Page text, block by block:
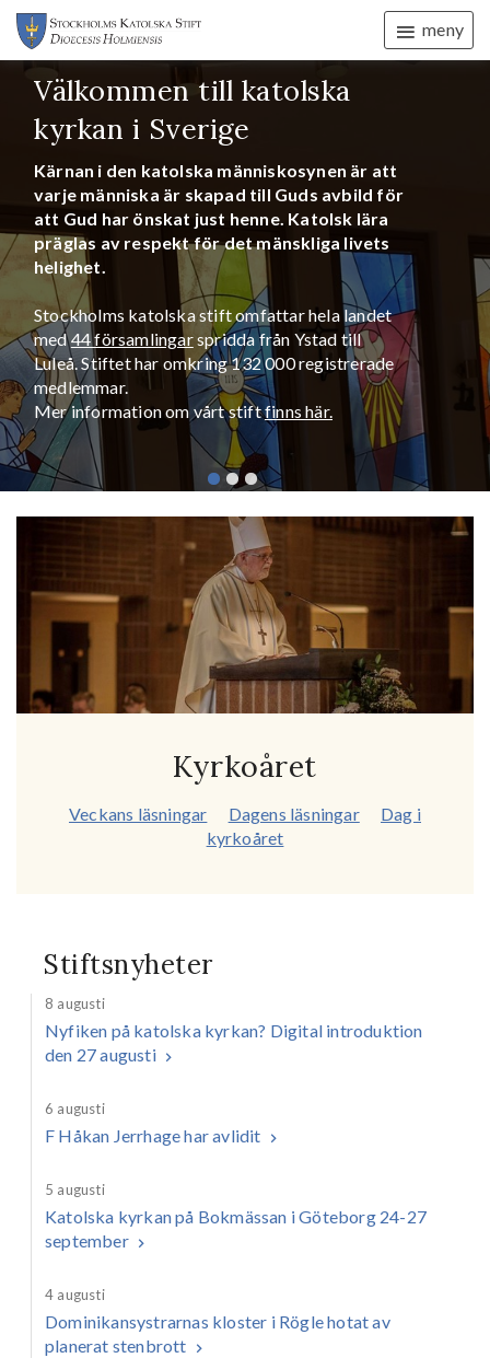
meny
Välkommen till katolska
kyrkan i Sverige
Kärnan i den katolska människosynen är att
varje människa är skapad till Guds avbild för
att Gud har önskat just henne. Katolsk lära
präglas av respekt för det mänskliga livets
helighet.
Stockholms katolska stift omfattar hela landet
med44 församlingarspridda från Ystad till
Luleå.Stiftet har omkring 132 000 registrerade
medlemmar.
Mer information om vårt stiftfinns här.
Kyrkoåret
Veckans läsningar Dagens läsningar
Dag i
kyrkoåret
Stiftsnyheter
8 augusti
Nyfiken på katolska kyrkan? Digital introduktion
den 27 augusti
6 augusti
F Håkan Jerrhage har avlidit
5 augusti
Katolska kyrkan på Bokmässan i Göteborg 24-27
september
4 augusti
Dominikansystrarnas kloster i Rögle hotat av
planerat stenbrott